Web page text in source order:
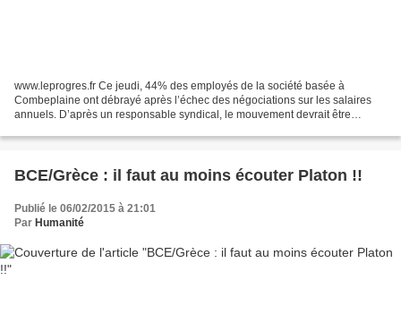
www.leprogres.fr Ce jeudi, 44% des employés de la société basée à
Combeplaine ont débrayé après l’échec des négociations sur les salaires
annuels. D’après un responsable syndical, le mouvement devrait être
BCE/Grèce : il faut au moins écouter Platon !!
Publié le 06/02/2015 à 21:01
Par Humanité